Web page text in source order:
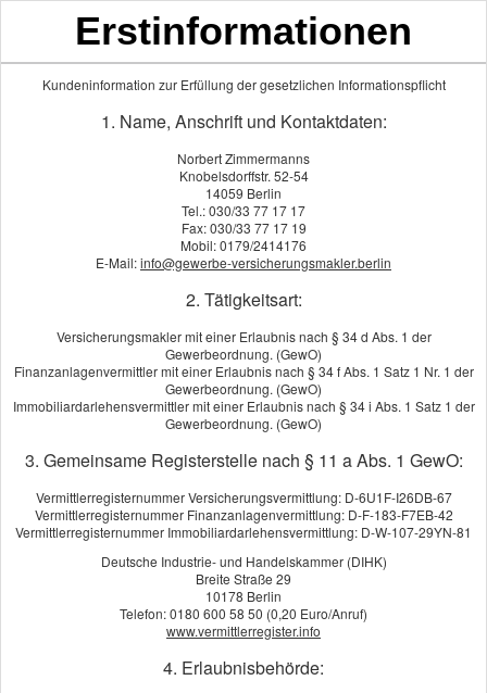
Gewässerschadenhaftpflicht
Wenn sich in Ihrem Haus ein Öltank befindet, sollten Sie sich
unbedingt durch eine Gewässerschadenhaftpflichtversicherung
absichern: immerhin können immense Kosten auf Sie
Sie für die Reinigung von Grundwasser, Gewässern und
Gewässerschadenhaftpflichtversicherung übernimmt die Kosten,
die durch Per­sonen-, Sach- und Vermögensschäden entstehen.
Hohe Versicherungssumme empfohlen
Schaden aufkommen müssen, sollten Sie eine möglichst hohe
Versicherungssumme wählen: nicht selten übersteigt der
Schaden 1 Million Euro.
Versicherer sofort informieren
Sollte es tatsächlich einmal zu einem Schaden kommen,
müssen Sie Ihren Versicherer unverzüglich darüber in Kenntnis
setzen. Auch müssen Sie Ihrer Versicherung mitteilen, wenn
Erstinformationen
Kundeninformation zur Erfüllung der gesetzlichen Informationspflicht
1. Name, Anschrift und Kontaktdaten:
Norbert Zimmermanns
Knobelsdorffstr. 52-54
14059 Berlin
Tel.: 030/33 77 17 17
Fax: 030/33 77 17 19
Mobil: 0179/2414176
E-Mail:info@gewerbe-versicherungsmakler.berlin
2. Tätigkeitsart:
Versicherungsmakler mit einer Erlaubnis nach § 34 d Abs. 1 der
Gewerbeordnung. (GewO)
Finanzanlagenvermittler mit einer Erlaubnis nach § 34 f Abs. 1 Satz 1 Nr. 1 der
Gewerbeordnung. (GewO)
Immobiliardarlehensvermittler mit einer Erlaubnis nach § 34 i Abs. 1 Satz 1 der
Gewerbeordnung. (GewO)
3. Gemeinsame Registerstelle nach § 11 a Abs. 1 GewO:
Vermittlerregisternummer Versicherungsvermittlung: D-6U1F-I26DB-67
Vermittlerregisternummer Finanzanlagenvermittlung: D-F-183-F7EB-42
Vermittlerregisternummer Immobiliardarlehensvermittlung: D-W-107-29YN-81
Deutsche Industrie- und Handelskammer (DIHK)
Breite Straße 29
10178 Berlin
Telefon: 0180 600 58 50 (0,20 Euro/Anruf)
www.vermittlerregister.info
4. Erlaubnisbehörde: